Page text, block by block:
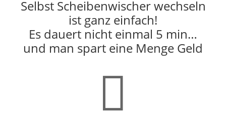
Selbst Scheibenwischer wechseln
ist ganz einfach!
Es dauert nicht einmal 5 min…
und man spart eine Menge Geld
